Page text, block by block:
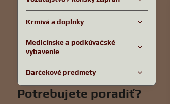
Krmivá a doplnky
Medicínske a podkúvačské
vybavenie
Darčekové predmety
Potrebujete poradiť?